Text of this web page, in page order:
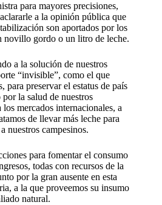
para mayores precisiones,
a la opinión pública que
son aportados por los
novillo gordo o un litro de leche.
a la solución de nuestros
“invisible”, como el que
para preservar el estatus de país
la salud de nuestros
mercados internacionales, a
de llevar más leche para
nuestros campesinos.
para fomentar el consumo
todas con recursos de la
por la gran ausente en esta
a la que proveemos su insumo
natural.